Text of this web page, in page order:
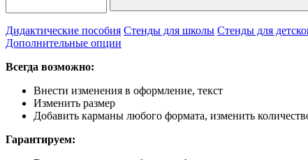
Дидактические пособия Стенды для школы Стенды для
Дополнительные опции
Всегда возможно:
Внести изменения в оформление, текст
Изменить размер
Добавить карманы любого формата, изменить
Гарантируем: